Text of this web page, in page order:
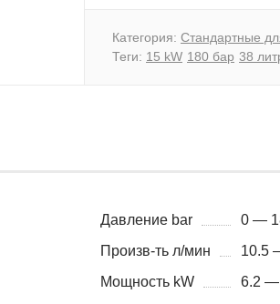
Категория: Стандартные
Теги: 15 kW 180 бар 38
Давление bar
0 —
Произв-ть л/мин
10.5
Мощность kW
6.2 —